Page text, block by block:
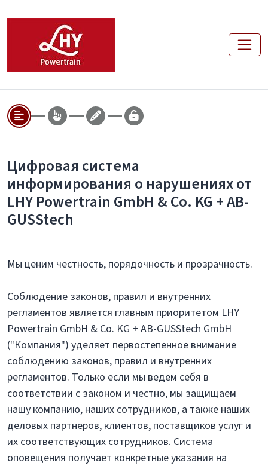
Цифровая система
информирования о нарушениях от
LHY Powertrain GmbH & Co. KG + AB-
GUSStech
Мы ценим честность, порядочность и прозрачность.
Соблюдение законов, правил и внутренних
регламентов является главным приоритетом LHY
Powertrain GmbH & Co. KG + AB-GUSStech GmbH
("Компания") уделяет первостепенное внимание
соблюдению законов, правил и внутренних
регламентов. Только если мы ведем себя в
соответствии с законом и честно, мы защищаем
нашу компанию, наших сотрудников, а также наших
деловых партнеров, клиентов, поставщиков услуг и
их соответствующих сотрудников. Система
оповещения получает конкретные указания на